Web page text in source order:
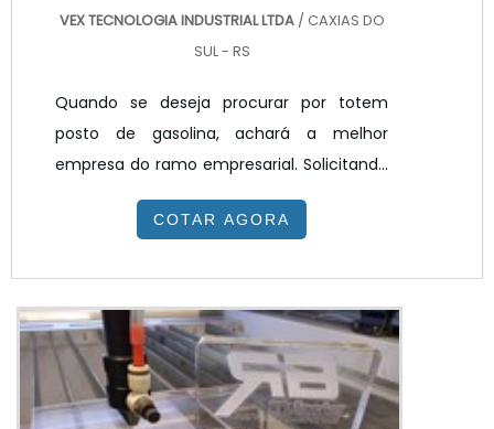
VEX TECNOLOGIA INDUSTRIAL LTDA / CAXIAS DO
SUL - RS
Quando se deseja procurar por totem
posto de gasolina, achará a melhor
empresa do ramo empresarial. Solicitando
um orçamento na melhor empresa do
segmento e encontrando a melhor em
colaboradores da VEX Tecnologia é
possível encontrar precisão com produtos
eletrônicos de qualidade para controle e
automação de processos.MAIS SOBRE
COTAR AGORA